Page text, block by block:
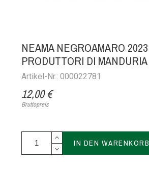
NEAMA NEGROAMARO 2023
PRODUTTORI DI MANDURIA
Artikel-Nr.: 000022781
12,00 €
Bruttopreis
IN DEN WARENKORB